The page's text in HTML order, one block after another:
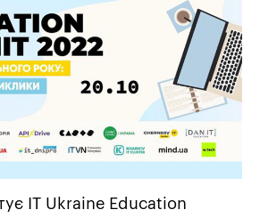
IT Ukraine Education